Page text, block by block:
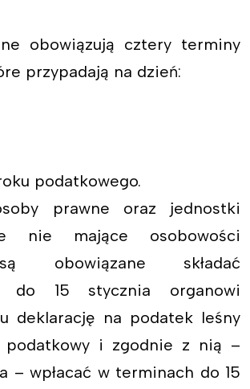
obowiązują cztery terminy
przypadają na dzień:
podatkowego.
prawne oraz jednostki
nie mające osobowości
obowiązane składać
do 15 stycznia organowi
deklarację na podatek leśny
podatkowy i zgodnie z nią –
– wpłacać w terminach do 15